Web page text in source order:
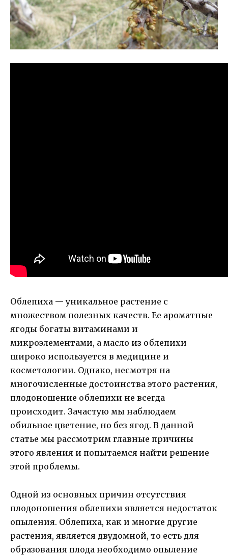
Облепиха — уникальное растение с
множеством полезных качеств. Ее ароматные
ягоды богаты витаминами и
микроэлементами, а масло из облепихи
широко используется в медицине и
косметологии. Однако, несмотря на
многочисленные достоинства этого растения,
плодоношение облепихи не всегда
происходит. Зачастую мы наблюдаем
обильное цветение, но без ягод. В данной
статье мы рассмотрим главные причины
этого явления и попытаемся найти решение
этой проблемы.
Одной из основных причин отсутствия
плодоношения облепихи является недостаток
опыления. Облепиха, как и многие другие
растения, является двудомной, то есть для
образования плода необходимо опыление